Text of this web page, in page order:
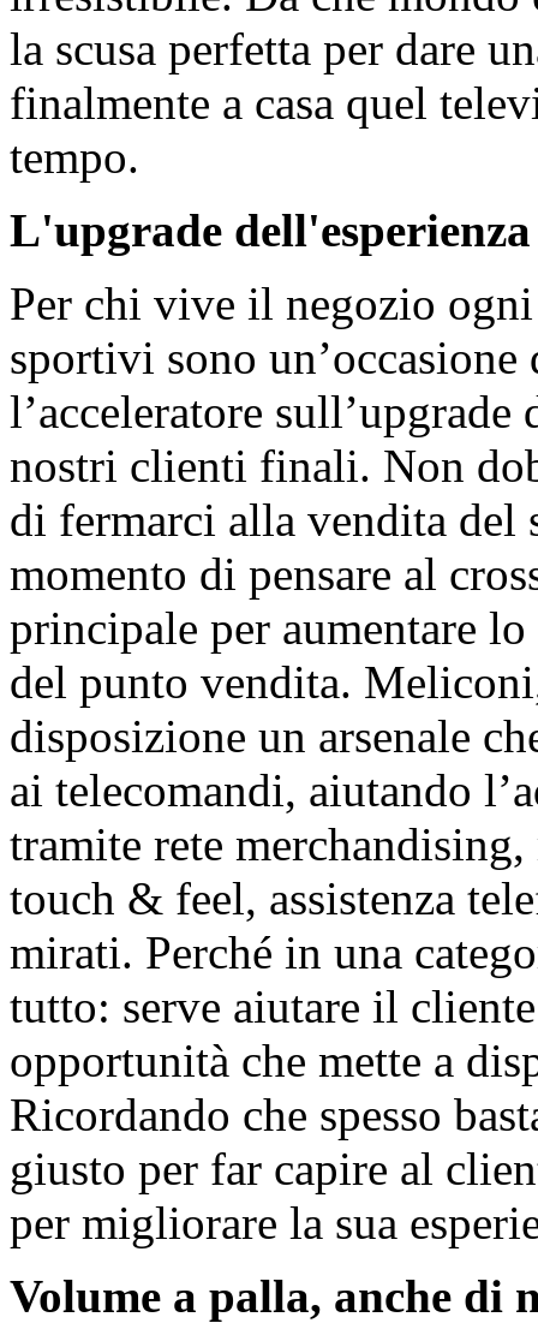
la scusa perfetta per dare
finalmente a casa quel
tempo.
L'upgrade dell'esperienza
Per chi vive il negozio
sportivi sono un’occasione
l’acceleratore sull’upgrade
nostri clienti finali. Non
di fermarci alla vendita del
momento di pensare al
principale per aumentare
del punto vendita.
disposizione un arsenale
ai telecomandi, aiutando
tramite rete
touch & feel, assistenza
mirati. Perché in una
tutto: serve aiutare il
opportunità che mette a
Ricordando che spesso
giusto per far capire al
per migliorare la sua
Volume a palla, anche di